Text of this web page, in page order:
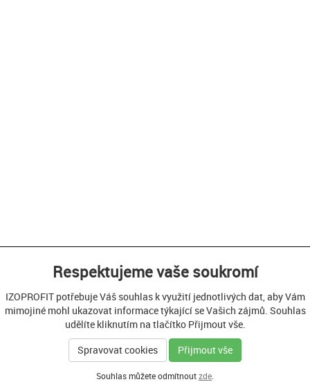
Respektujeme vaše soukromí
IZOPROFIT potřebuje Váš souhlas k využití jednotlivých dat, aby Vám
mimojiné mohl ukazovat informace týkající se Vašich zájmů. Souhlas
udělíte kliknutím na tlačítko Přijmout vše.
Spravovat cookies
Přijmout vše
Souhlas můžete odmítnoutzde